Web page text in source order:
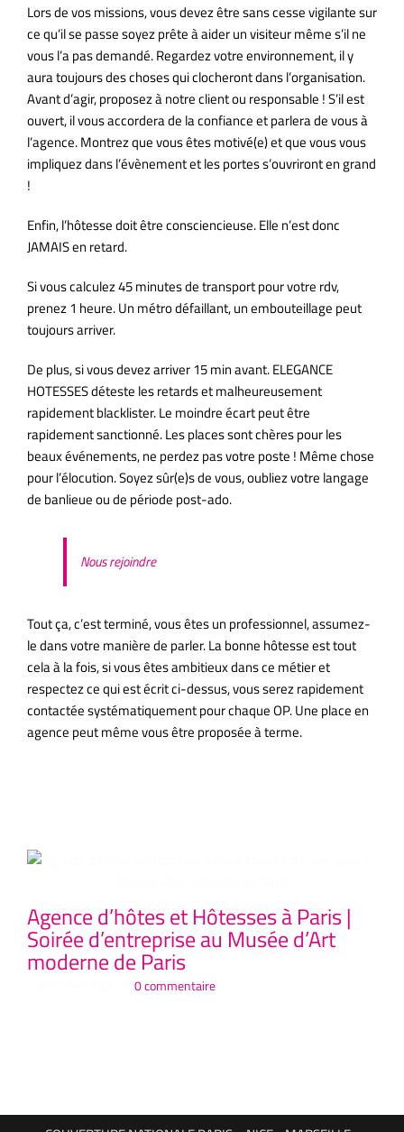
Lors de vos missions, vous devez être sans cesse vigilante sur
ce qu’il se passe soyez prête à aider un visiteur même s’il ne
vous l’a pas demandé. Regardez votre environnement, il y
aura toujours des choses qui clocheront dans l’organisation.
Avant d’agir, proposez à notre client ou responsable ! S’il est
ouvert, il vous accordera de la confiance et parlera de vous à
l’agence. Montrez que vous êtes motivé(e) et que vous vous
impliquez dans l’évènement et les portes s’ouvriront en grand
!
Enfin, l’hôtesse doit être consciencieuse. Elle n’est donc
JAMAIS en retard.
Si vous calculez 45 minutes de transport pour votre rdv,
prenez 1 heure. Un métro défaillant, un embouteillage peut
toujours arriver.
De plus, si vous devez arriver 15 min avant. ELEGANCE
HOTESSES déteste les retards et malheureusement
rapidement blacklister. Le moindre écart peut être
rapidement sanctionné. Les places sont chères pour les
beaux événements, ne perdez pas votre poste ! Même chose
pour l’élocution. Soyez sûr(e)s de vous, oubliez votre langage
de banlieue ou de période post-ado.
Nous rejoindre
Tout ça, c’est terminé, vous êtes un professionnel, assumez-
le dans votre manière de parler. La bonne hôtesse est tout
cela à la fois, si vous êtes ambitieux dans ce métier et
respectez ce qui est écrit ci-dessus, vous serez rapidement
contactée systématiquement pour chaque OP. Une place en
agence peut même vous être proposée à terme.
Agence d’hôtes et Hôtesses à Paris |
Soirée d’entreprise au Musée d’Art
moderne de Paris
0 commentaire